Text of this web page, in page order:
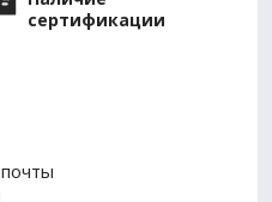
сертификации